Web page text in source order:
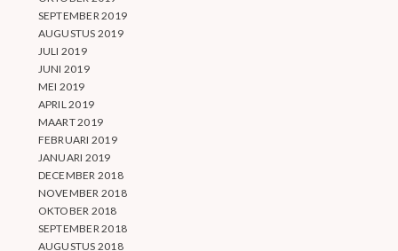
SEPTEMBER 2019
AUGUSTUS 2019
JULI 2019
JUNI 2019
MEI 2019
APRIL 2019
MAART 2019
FEBRUARI 2019
JANUARI 2019
DECEMBER 2018
NOVEMBER 2018
OKTOBER 2018
SEPTEMBER 2018
AUGUSTUS 2018